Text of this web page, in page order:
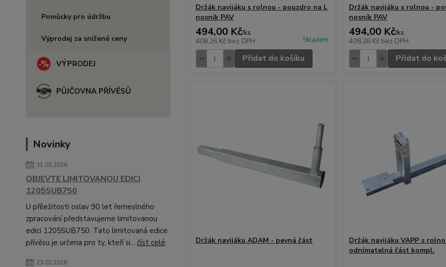
Pomůcky pro údržbu
Výprodej za snížené ceny
VÝPRODEJ
PŮJČOVNA PŘÍVĚSŮ
Novinky
31.03.2026
OBJEVTE LIMITOVANOU EDICI
1205SUB750
U příležitosti oslav 90 let řemeslného
zpracování představujeme limitovanou
edici 1205SUB750. Tato limitovaná edice
přívěsu je určena pro ty, kteří si... číst celé
23.02.2026
Držák navijáku s rolnou - pouzdro na L
nosník PAV
494,00 Kč/ks
408,26 Kč bez DPH Skladem
Přidat do košíku
Držák navijáku s rolnou -
nosník PAV
494,00 Kč/ks
408,26 Kč bez DPH
Přidat do
Držák navijáku ADAM - pevná část
Držák navijáku VAPP s
odnímatelná část kompl.